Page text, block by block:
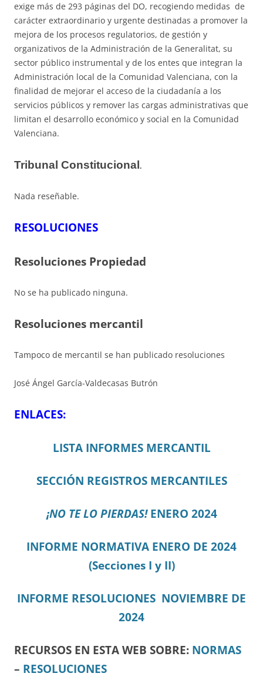
exige más de 293 páginas del DO, recogiendo medidas de
carácter extraordinario y urgente destinadas a promover la
mejora de los procesos regulatorios, de gestión y
organizativos de la Administración de la Generalitat, su
sector público instrumental y de los entes que integran la
Administración local de la Comunidad Valenciana, con la
finalidad de mejorar el acceso de la ciudadanía a los
servicios públicos y remover las cargas administrativas que
limitan el desarrollo económico y social en la Comunidad
Valenciana.
Tribunal Constitucional .
Nada reseñable.
RESOLUCIONES
Resoluciones Propiedad
No se ha publicado ninguna.
Resoluciones mercantil
Tampoco de mercantil se han publicado resoluciones
José Ángel García-Valdecasas Butrón
ENLACES:
LISTA INFORMES MERCANTIL
SECCIÓN REGISTROS MERCANTILES
¡NO TE LO PIERDAS!ENERO 2024
INFORME NORMATIVA ENERO DE 2024
(Secciones I y II)
INFORME RESOLUCIONES NOVIEMBRE DE
2024
RECURSOS EN ESTA WEB SOBRE: NORMAS
– RESOLUCIONES